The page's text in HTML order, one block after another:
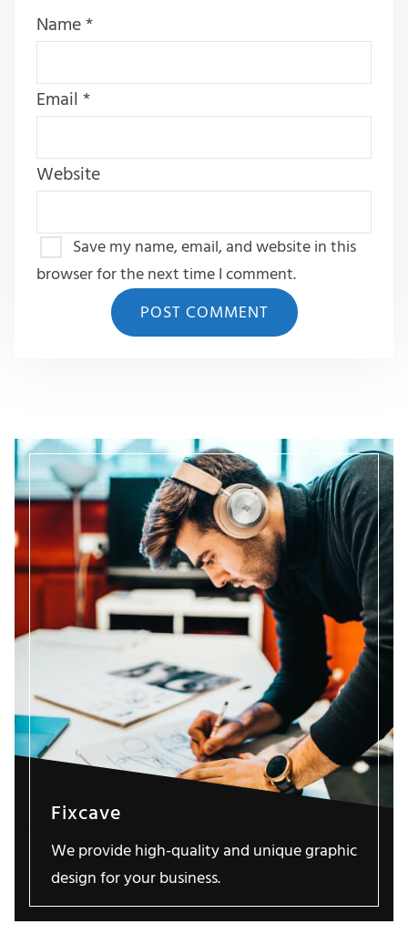
Name*
Email*
Website
Save my name, email, and website in this
browser for the next time I comment.
Fixcave
We provide high-quality and unique graphic
design for your business.